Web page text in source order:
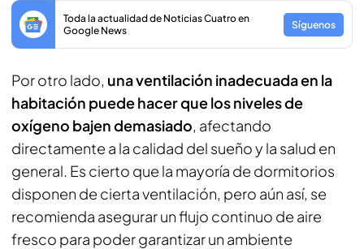
Toda la actualidad de Noticias Cuatro en
Google News
Síguenos
Por otro lado, una ventilación inadecuada en la
habitación puede hacer que los niveles de
oxígeno bajen demasiado, afectando
directamente a la calidad del sueño y la salud en
general. Es cierto que la mayoría de dormitorios
disponen de cierta ventilación, pero aún así, se
recomienda asegurar un flujo continuo de aire
fresco para poder garantizar un ambiente